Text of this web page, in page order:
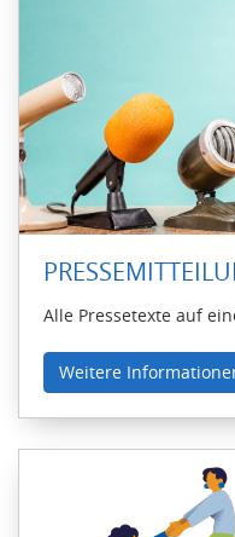
Alle Pressetexte auf
Weitere